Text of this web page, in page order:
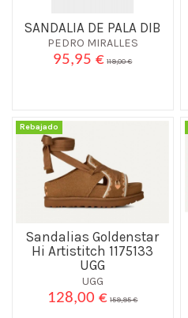
SANDALIA DE PALA DIB
PEDRO MIRALLES
95,95 € 119,00 €
Rebajado
Sandalias Goldenstar
Hi Artistitch 1175133
UGG
UGG
128,00 € 159,95 €